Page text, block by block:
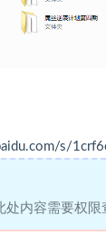
s/
处内容需要权限